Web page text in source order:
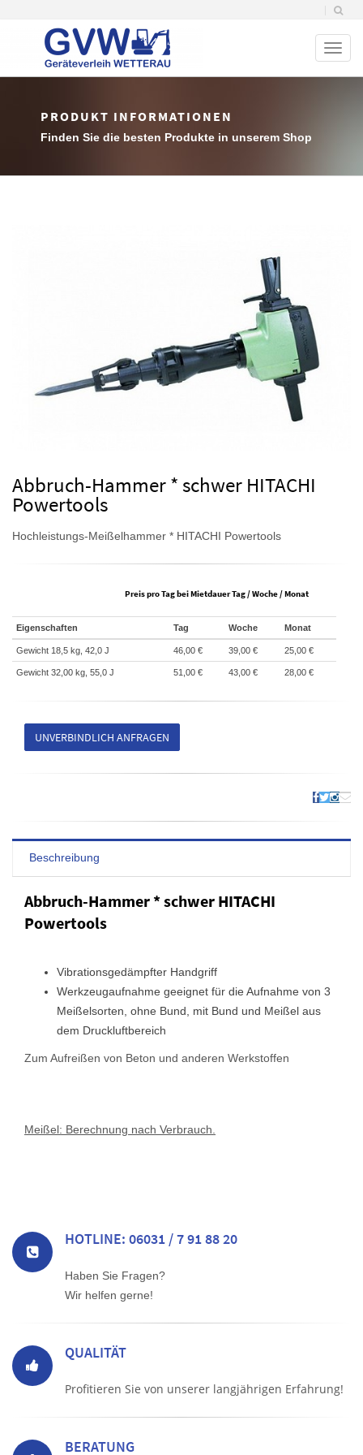
PRODUKT INFORMATIONEN
Finden Sie die besten Produkte in unserem Shop
Abbruch-Hammer * schwer HITACHI
Powertools
Hochleistungs-Meißelhammer * HITACHI Powertools
Preis pro Tag bei Mietdauer Tag / Woche / Monat
Eigenschaften Tag Woche Monat
Gewicht 18,5 kg, 42,0 J 46,00 € 39,00 € 25,00 €
Gewicht 32,00 kg, 55,0 J 51,00 € 43,00 € 28,00 €
UNVERBINDLICH ANFRAGEN
Beschreibung
Abbruch-Hammer * schwer HITACHI
Powertools
Vibrationsgedämpfter Handgriff
Werkzeugaufnahme geeignet für die Aufnahme von 3
Meißelsorten, ohne Bund, mit Bund und Meißel aus
dem Druckluftbereich
Zum Aufreißen von Beton und anderen Werkstoffen
Meißel: Berechnung nach Verbrauch.
HOTLINE: 06031 / 7 91 88 20
Haben Sie Fragen?
Wir helfen gerne!
QUALITÄT
Profitieren Sie von unserer langjährigen Erfahrung!
BERATUNG